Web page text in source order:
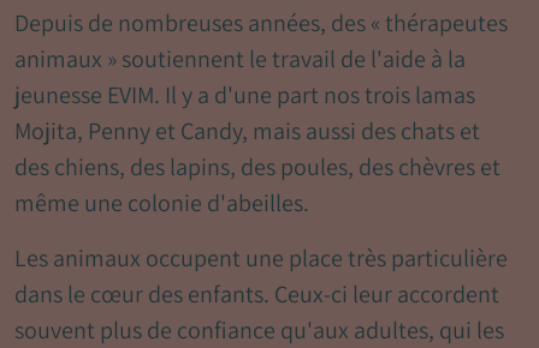
Depuis de nombreuses années, des « thérapeutes
animaux » soutiennent le travail de l'aide à la
jeunesse EVIM. Il y a d'une part nos trois lamas
Mojita, Penny et Candy, mais aussi des chats et
des chiens, des lapins, des poules, des chèvres et
même une colonie d'abeilles.
Les animaux occupent une place très particulière
dans le cœur des enfants. Ceux-ci leur accordent
souvent plus de confiance qu'aux adultes, qui les